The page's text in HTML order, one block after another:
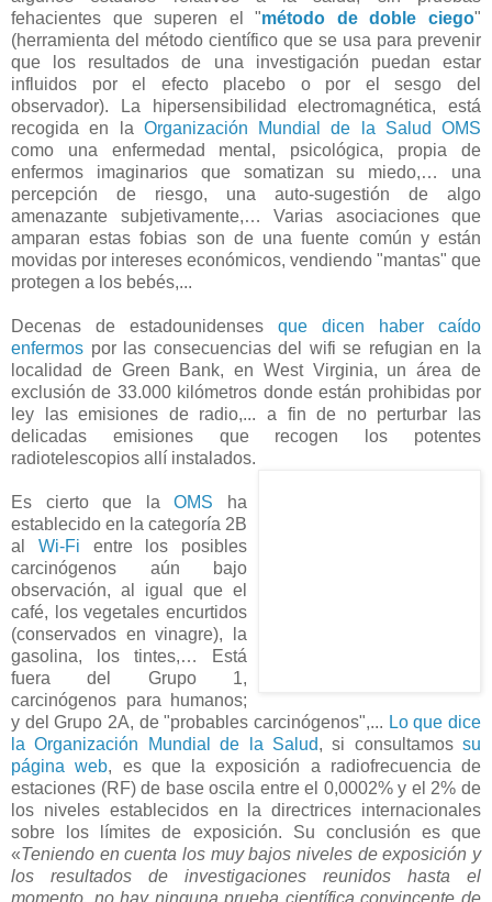
fehacientes que superen el "método de doble ciego"
(herramienta del método científico que se usa para prevenir
que los resultados de una investigación puedan estar
influidos por el efecto placebo o por el sesgo del
observador). La hipersensibilidad electromagnética, está
recogida en la Organización Mundial de la Salud OMS
como una enfermedad mental, psicológica, propia de
enfermos imaginarios que somatizan su miedo,… una
percepción de riesgo, una auto-sugestión de algo
amenazante subjetivamente,… Varias asociaciones que
amparan estas fobias son de una fuente común y están
movidas por intereses económicos, vendiendo "mantas" que
protegen a los bebés,...
Decenas de estadounidenses que dicen haber caído
enfermos por las consecuencias del wifi se refugian en la
localidad de Green Bank, en West Virginia, un área de
exclusión de 33.000 kilómetros donde están prohibidas por
ley las emisiones de radio,... a fin de no perturbar las
delicadas emisiones que recogen los potentes
radiotelescopios allí instalados.
Es cierto que laOMS ha
establecido en la categoría 2B
al Wi-Fi entre los posibles
carcinógenos aún bajo
observación, al igual que el
café, los vegetales encurtidos
(conservados en vinagre), la
gasolina, los tintes,… Está
fuera del Grupo 1,
carcinógenos para humanos;
y del Grupo 2A, de "probables carcinógenos",... Lo que dice
la Organización Mundial de la Salud, si consultamos su
página web, es que la exposición a radiofrecuencia de
estaciones (RF) de base oscila entre el 0,0002% y el 2% de
los niveles establecidos en la directrices internacionales
sobre los límites de exposición. Su conclusión es que
«Teniendo en cuenta los muy bajos niveles de exposición y
los resultados de investigaciones reunidos hasta el
momento, no hay ninguna prueba científica convincente de